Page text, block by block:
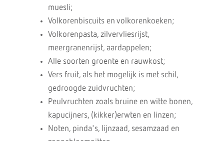
muesli;
Volkorenbiscuits en volkorenkoeken;
Volkorenpasta, zilvervliesrijst,
meergranenrijst, aardappelen;
Alle soorten groente en rauwkost;
Vers fruit, als het mogelijk is met schil,
gedroogde zuidvruchten;
Peulvruchten zoals bruine en witte bonen,
kapucijners, (kikker)erwten en linzen;
Noten, pinda's, lijnzaad, sesamzaad en